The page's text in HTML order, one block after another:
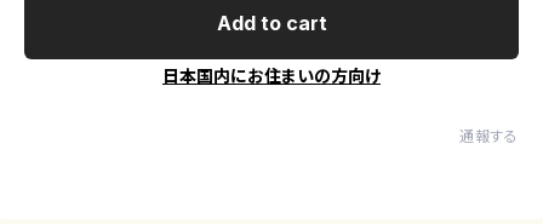
Add to cart
日本国内にお住まいの方向け
通報する